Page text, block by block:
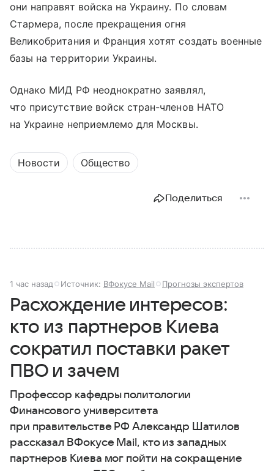
они направят войска на Украину. По словам
Стармера, после прекращения огня
Великобритания и Франция хотят создать военные
базы на территории Украины.
Однако МИД РФ неоднократно заявлял,
что присутствие войск стран-членов НАТО
на Украине неприемлемо для Москвы.
Новости Общество
Поделиться
1 час назад Источник: ВФокусе Mail Прогнозы экспертов
Расхождение интересов:
кто из партнеров Киева
сократил поставки ракет
ПВО и зачем
Профессор кафедры политологии
Финансового университета
при правительстве РФ Александр Шатилов
рассказал ВФокусе Mail, кто из западных
партнеров Киева мог пойти на сокращение